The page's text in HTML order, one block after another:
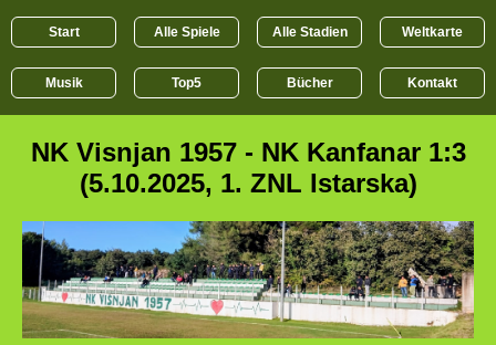
Start Alle Spiele Alle Stadien Weltkarte
Musik Top5 Bücher Kontakt
NK Visnjan 1957 - NK Kanfanar 1:3
(5.10.2025, 1. ZNL Istarska)